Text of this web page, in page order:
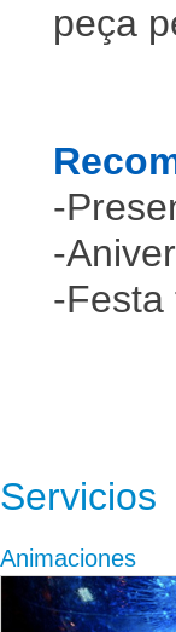
peça
-
-
-Festa
Servicios
Animaciones